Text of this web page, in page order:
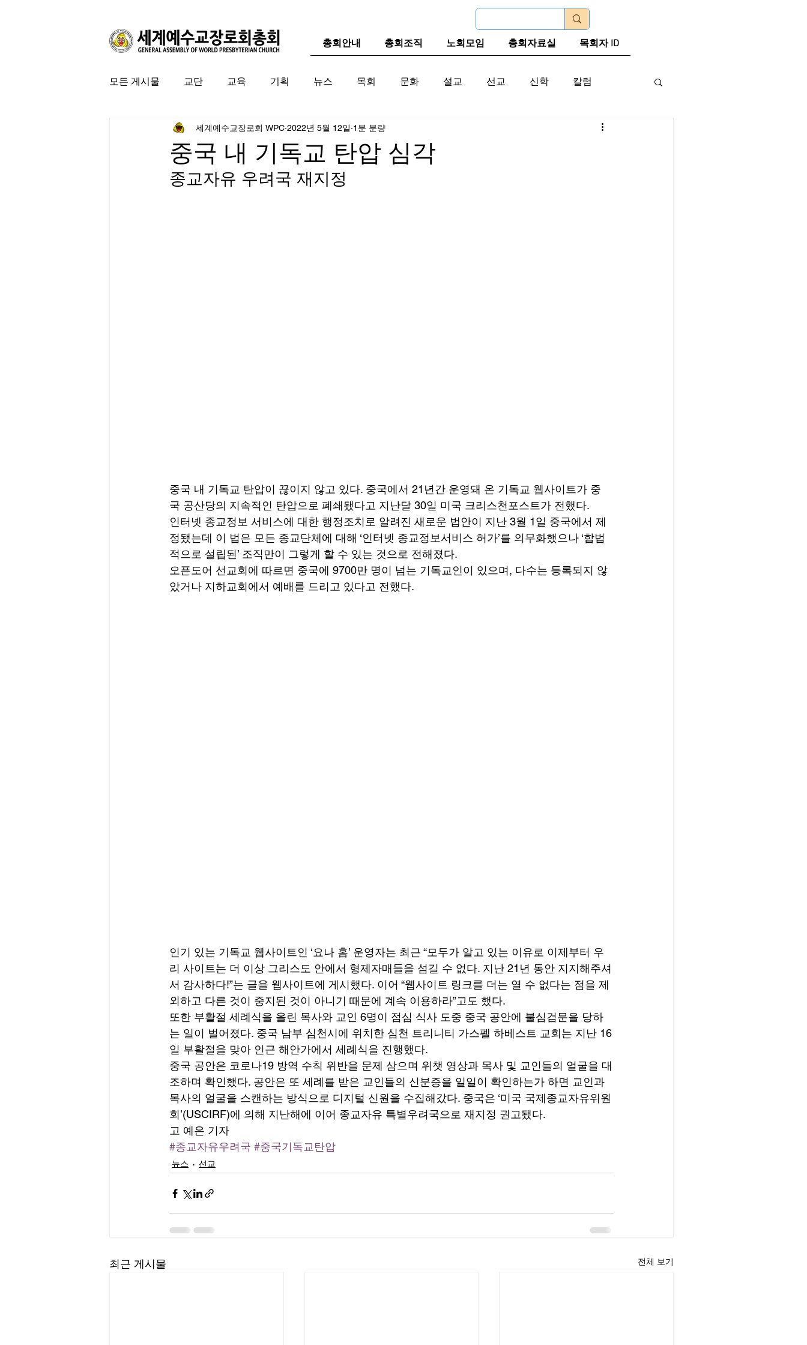
총회안내 총회조직 노회모임 총회자료실 목회자 ID
모든 게시물 교단 교육 기획 뉴스 목회 문화 설교 선교 신학 칼럼
특집 미국 교계 한국 교계 교단역사
중국 내 기독교 탄압 심각
세계예수교장로회 WPC 2022년 5월 12일 1분 분량
종교자유 우려국 재지정
중국 내 기독교 탄압이 끊이지 않고 있다. 중국에서 21년간 운영돼 온 기독교 웹사이트가 중
국 공산당의 지속적인 탄압으로 폐쇄됐다고 지난달 30일 미국 크리스천포스트가 전했다.
인터넷 종교정보 서비스에 대한 행정조치로 알려진 새로운 법안이 지난 3월 1일 중국에서 제
정됐는데 이 법은 모든 종교단체에 대해 ‘인터넷 종교정보서비스 허가’를 의무화했으나 ‘합법
적으로 설립된’ 조직만이 그렇게 할 수 있는 것으로 전해졌다.
오픈도어 선교회에 따르면 중국에 9700만 명이 넘는 기독교인이 있으며, 다수는 등록되지 않
았거나 지하교회에서 예배를 드리고 있다고 전했다.
인기 있는 기독교 웹사이트인 ‘요나 홈’ 운영자는 최근 “모두가 알고 있는 이유로 이제부터 우
리 사이트는 더 이상 그리스도 안에서 형제자매들을 섬길 수 없다. 지난 21년 동안 지지해주셔
서 감사하다!”는 글을 웹사이트에 게시했다. 이어 “웹사이트 링크를 더는 열 수 없다는 점을 제
외하고 다른 것이 중지된 것이 아니기 때문에 계속 이용하라”고도 했다.
또한 부활절 세례식을 올린 목사와 교인 6명이 점심 식사 도중 중국 공안에 불심검문을 당하
는 일이 벌어졌다. 중국 남부 심천시에 위치한 심천 트리니티 가스펠 하베스트 교회는 지난 16
일 부활절을 맞아 인근 해안가에서 세례식을 진행했다.
중국 공안은 코로나19 방역 수칙 위반을 문제 삼으며 위챗 영상과 목사 및 교인들의 얼굴을 대
조하며 확인했다. 공안은 또 세례를 받은 교인들의 신분증을 일일이 확인하는가 하면 교인과
목사의 얼굴을 스캔하는 방식으로 디지털 신원을 수집해갔다. 중국은 ‘미국 국제종교자유위원
회’(USCIRF)에 의해 지난해에 이어 종교자유 특별우려국으로 재지정 권고됐다.
고 예은 기자
#종교자유우려국 #중국기독교탄압
뉴스 선교
최근 게시물 전체 보기